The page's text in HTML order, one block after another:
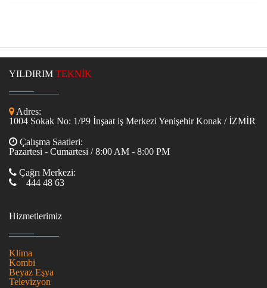
YILDIRIM TEKNİK
Adres:
1004 Sokak No: 1/P9 İnşaat iş Merkezi Yenişehir Konak / İZMİR
Çalışma Saatleri:
Pazartesi - Cumartesi / 8:00 AM - 8:00 PM
Çağrı Merkezi:
444 48 63
Hizmetlerimiz
Klima
Kombi
Beyaz Eşya
Televizyon